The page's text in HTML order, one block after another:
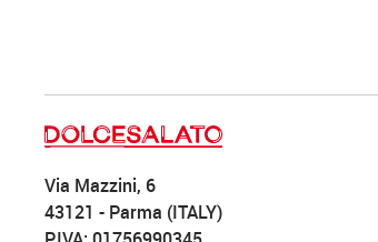
Via Mazzini, 6
43121 - Parma (ITALY)